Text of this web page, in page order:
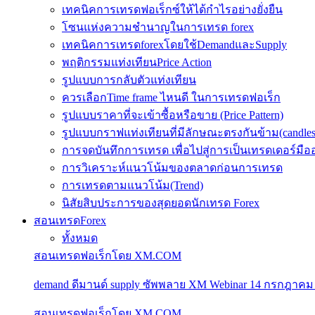
เทคนิคการเทรดฟอเร็กซ์ให้ได้กำไรอย่างยั่งยืน
โซนแห่งความชำนาญในการเทรด forex
เทคนิคการเทรดforexโดยใช้DemandและSupply
พฤติกรรมแท่งเทียนPrice Action
รูปแบบการกลับตัวแท่งเทียน
ควรเลือกTime frame ไหนดี ในการเทรดฟอเร็ก
รูปแบบราคาที่จะเข้าซื้อหรือขาย (Price Pattern)
รูปแบบกราฟแท่งเทียนที่มีลักษณะตรงกันข้าม
การจดบันทึกการเทรด เพื่อไปสู่การเป็นเทรดเดอร์มื
การวิเคราะห์แนวโน้มของตลาดก่อนการเทรด
การเทรดตามแนวโน้ม(Trend)
นิสัยสิบประการของสุดยอดนักเทรด Forex
สอนเทรดForex
ทั้งหมด
สอนเทรดฟอเร็กโดย XM.COM
demand ดีมานด์ supply ซัพพลาย XM Webinar 14 กรกฎาคม